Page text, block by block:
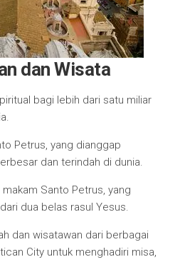
dan Wisata
bagi lebih dari satu miliar
Petrus, yang dianggap
dan terindah di dunia.
Santo Petrus, yang
dua belas rasul Yesus.
dan wisatawan dari berbagai
City untuk menghadiri misa,